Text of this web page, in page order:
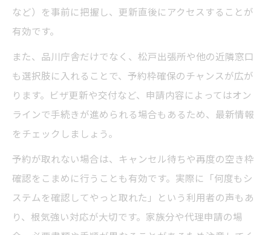
など）を事前に把握し、更新直後にアクセスすることが
有効です。
また、品川庁舎だけでなく、松戸出張所や他の近隣窓口
も選択肢に入れることで、予約枠確保のチャンスが広が
ります。ビザ更新や交付など、申請内容によってはオン
ラインで手続きが進められる場合もあるため、最新情報
をチェックしましょう。
予約が取れない場合は、キャンセル待ちや再度の空き枠
確認をこまめに行うことも有効です。実際に「何度もシ
ステムを確認してやっと取れた」という利用者の声もあ
り、根気強い対応が大切です。家族分や代理申請の場